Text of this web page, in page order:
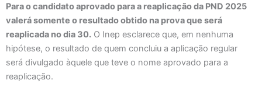
Para o candidato aprovado para a reaplicação da PND 2025
valerá somente o resultado obtido na prova que será
reaplicada no dia 30. O Inep esclarece que, em nenhuma
hipótese, o resultado de quem concluiu a aplicação regular
será divulgado àquele que teve o nome aprovado para a
reaplicação.